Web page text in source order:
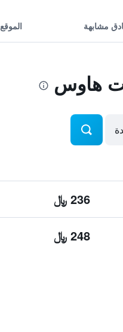
مشابهة الموقع
هاوس
236 ﷼
248 ﷼